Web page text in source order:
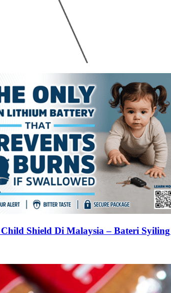
Shield Di Malaysia – Bateri